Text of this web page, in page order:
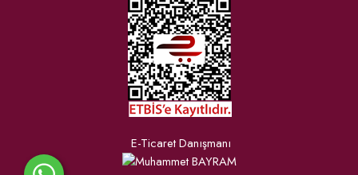
E-Ticaret Danışmanı